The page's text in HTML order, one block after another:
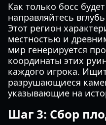
Как только босс
направляйтесь
Этот регион
местностью и
мир генерируется
координаты этих
каждого игрока.
разрушающиеся
указывающие на
Шаг 3: Сбор